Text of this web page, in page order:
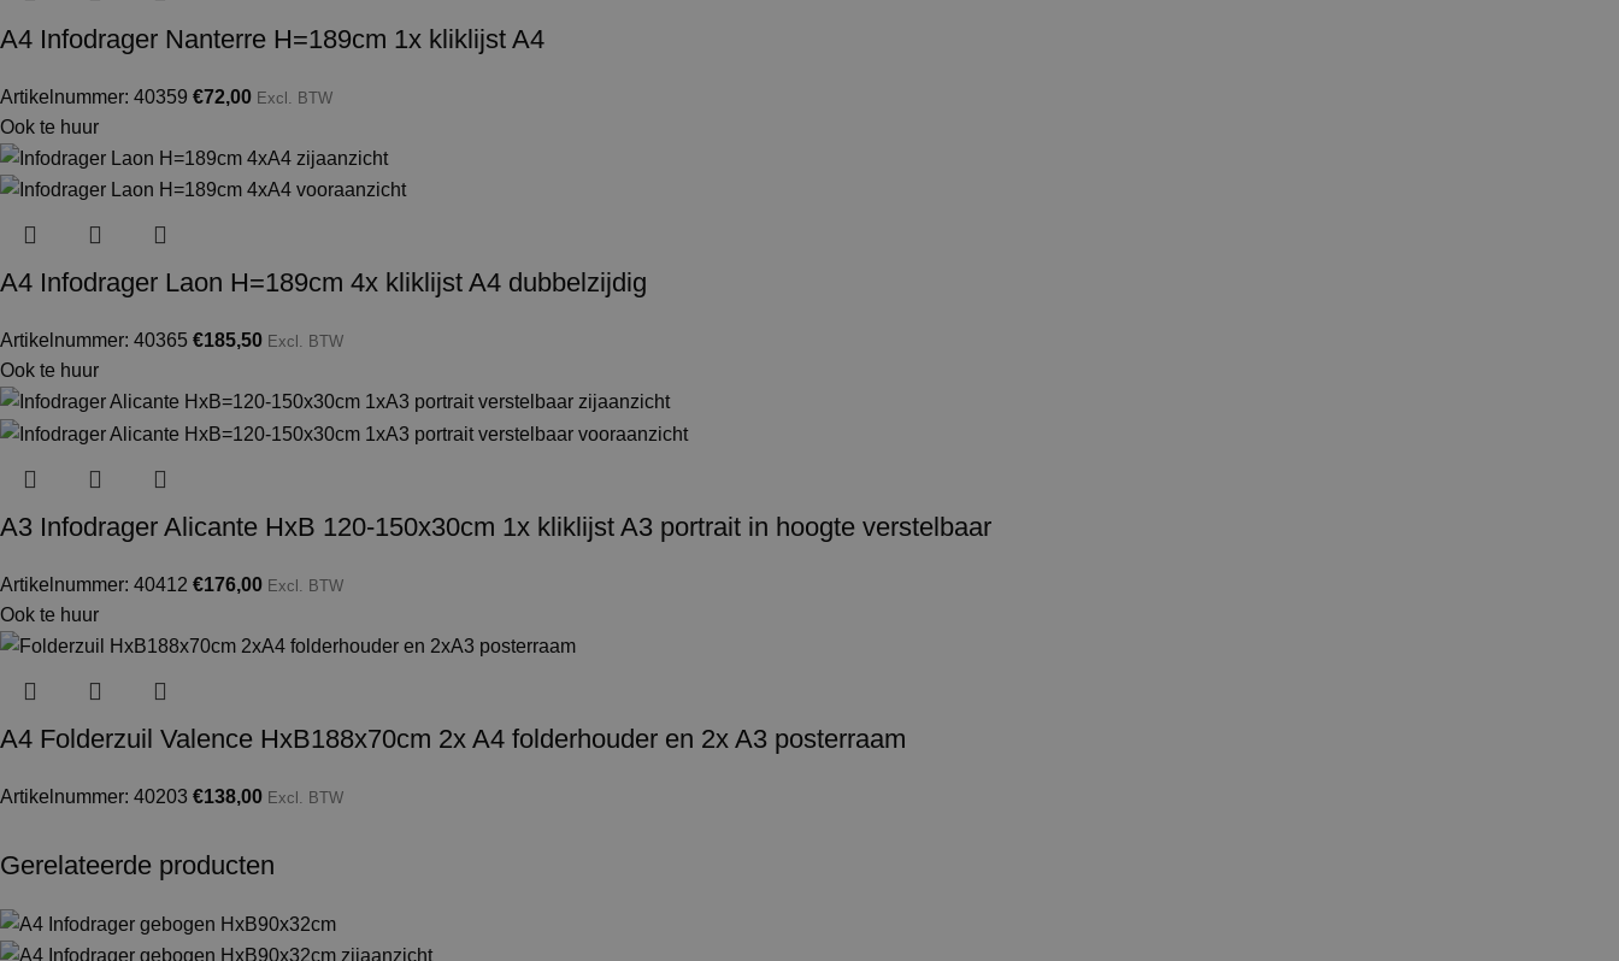
A4 Infodrager Nanterre H=189cm 1x kliklijst A4
Artikelnummer: 40359 €72,00 Excl. BTW
Ook te huur
A4 Infodrager Laon H=189cm 4x kliklijst A4 dubbelzijdig
Artikelnummer: 40365 €185,50 Excl. BTW
Ook te huur
A3 Infodrager Alicante HxB 120-150x30cm 1x kliklijst A3 portrait in hoogte verstelbaar
Artikelnummer: 40412 €176,00 Excl. BTW
Ook te huur
A4 Folderzuil Valence HxB188x70cm 2x A4 folderhouder en 2x A3 posterraam
Artikelnummer: 40203 €138,00 Excl. BTW
Gerelateerde producten